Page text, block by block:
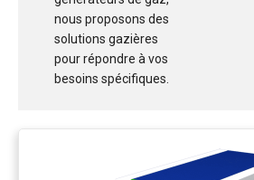
nous proposons des
solutions gazières
pour répondre à vos
besoins spécifiques.